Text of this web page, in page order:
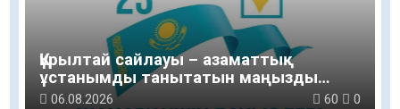
Құрылтай сайлауы – азаматтық
ұстанымды танытатын маңызды
қадам
06.08.2026 60 0